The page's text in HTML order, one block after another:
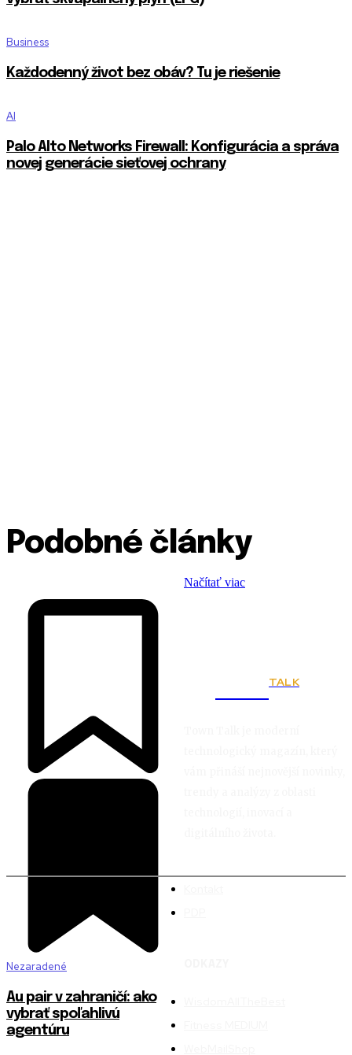
Business
Každodenný život bez obáv? Tu je riešenie
AI
Palo Alto Networks Firewall: Konfigurácia a správa
novej generácie sieťovej ochrany
Podobné články
Nezaradené
Au pair v zahraničí: ako
vybrať spoľahlivú
agentúru
Načítať viac
TALK